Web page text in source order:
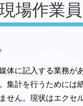
場作業
体に記入する業務が
集計を行うためには
せん。現状はエクセ